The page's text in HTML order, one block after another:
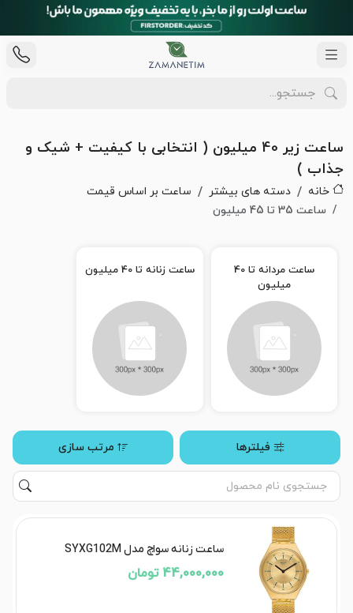
ساعت زیر 40 میلیون ( انتخابی با کیفیت + شیک و
جذاب )
خانه دسته های بیشتر
ساعت بر اساس قیمت
ساعت 35 تا 45 میلیون
ساعت مردانه تا 40
میلیون
ساعت زنانه تا 40 میلیون
فیلترها مرتب سازی
ساعت زنانه سواچ مدل SYXG102M
44,000,000 تومان